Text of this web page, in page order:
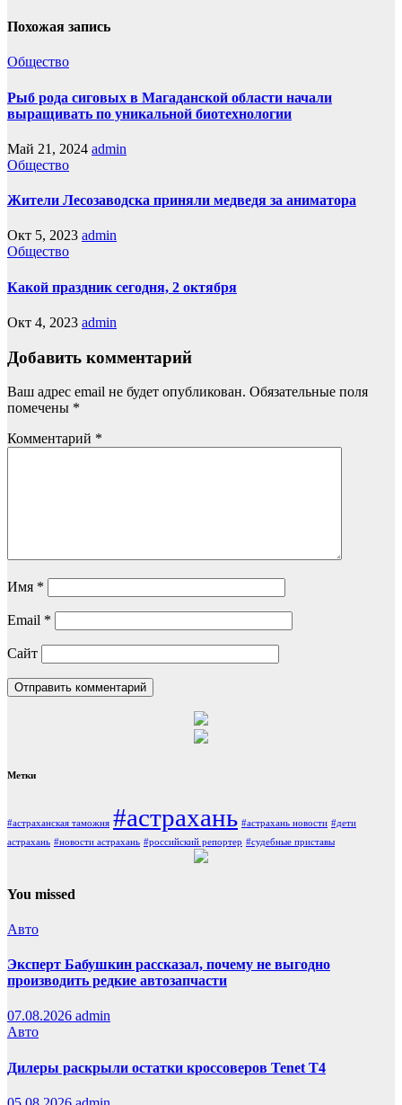
Похожая запись
Общество
Рыб рода сиговых в Магаданской области начали
выращивать по уникальной биотехнологии
Май 21, 2024 admin
Общество
Жители Лесозаводска приняли медведя за аниматора
Окт 5, 2023 admin
Общество
Какой праздник сегодня, 2 октября
Окт 4, 2023 admin
Добавить комментарий
Ваш адрес email не будет опубликован. Обязательные поля
помечены *
Комментарий *
Имя *
Email *
Сайт
Метки
#астраханская таможня #астрахань #астрахань новости #дети
астрахань #новости астрахань #российский репортер #судебные приставы
You missed
Авто
Эксперт Бабушкин рассказал, почему не выгодно
производить редкие автозапчасти
07.08.2026 admin
Авто
Дилеры раскрыли остатки кроссоверов Tenet T4